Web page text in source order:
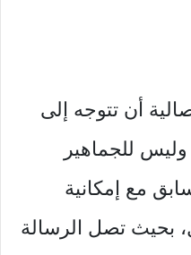
أن تتوجه إلى
للجماهير
مع إمكانية
بحيث تصل الرسالة